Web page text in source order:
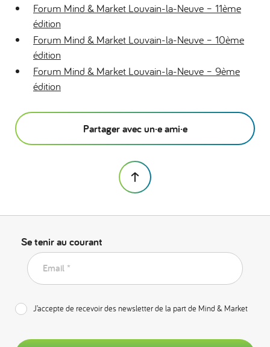
Forum Mind & Market Louvain-la-Neuve – 11ème
édition
Forum Mind & Market Louvain-la-Neuve – 10ème
édition
Forum Mind & Market Louvain-la-Neuve – 9ème
édition
Partager avec un·e ami·e
Se tenir au courant
Email *
J’accepte de recevoir des newsletter de la part de Mind & Market